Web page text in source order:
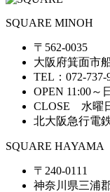
SQUARE MINOH
〒562-0035
大阪府箕面市
TEL：072-737-
OPEN 11:00～
CLOSE 水曜
北大阪急行電
SQUARE HAYAMA
〒240-0111
神奈川県三浦